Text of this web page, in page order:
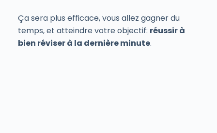
Ça sera plus efficace, vous allez gagner du
temps, et atteindre votre objectif: réussir à
bien réviser à la dernière minute.